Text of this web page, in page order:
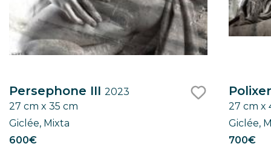
Persephone III 2023
27 cm x 35 cm
Giclée, Mixta
600€
27 cm x
Giclée,
700€